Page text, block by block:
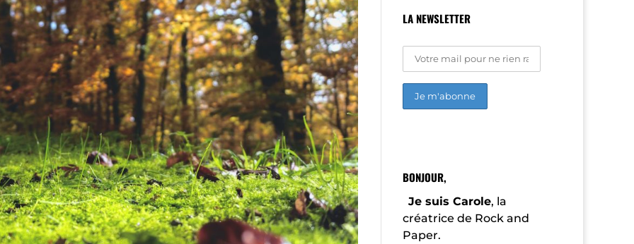
LA NEWSLETTER
r
n
a
i
v
BONJOUR,
Je suis Carole, la
créatrice de Rock and
Paper.